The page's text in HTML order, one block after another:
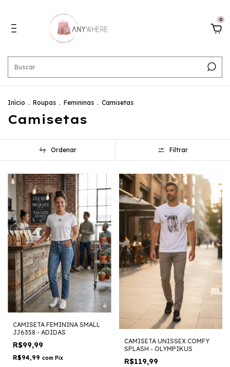
0
Início . Roupas . Femininas . Camisetas
Camisetas
Ordenar Filtrar
CAMISETA FEMININA SMALL
JJ6358 - ADIDAS
R$99,99
R$94,99 com Pix
CAMISETA UNISSEX COMFY
SPLASH - OLYMPIKUS
R$119,99